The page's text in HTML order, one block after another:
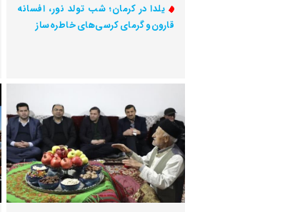
یلدا در کرمان؛ شب تولد نور، افسانه
قارون و گرمای کرسی‌های خاطره‌ساز